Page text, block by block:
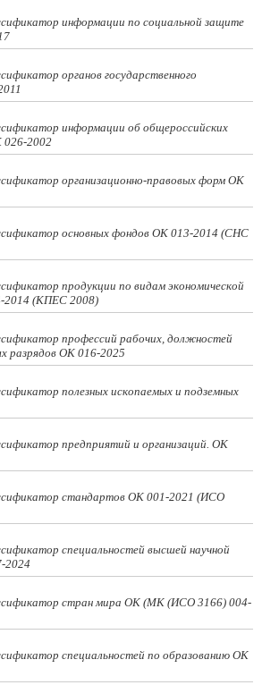
информации по социальной защите
органов государственного
информации об общероссийских
026-2002
организационно-правовых форм ОК
основных фондов ОК 013-2014 (СНС
продукции по видам экономической
2014 (КПЕС 2008)
профессий рабочих, должностей
разрядов ОК 016-2025
полезных ископаемых и подземных
предприятий и организаций. ОК
стандартов ОК 001-2021 (ИСО
специальностей высшей научной
2024
стран мира ОК (МК (ИСО 3166) 004-
специальностей по образованию ОК